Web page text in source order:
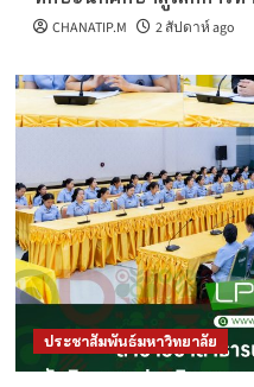
CHANATIP.M 2 สัปดาห์ ago
ประชาสัมพันธ์มหาวิทยาลัย